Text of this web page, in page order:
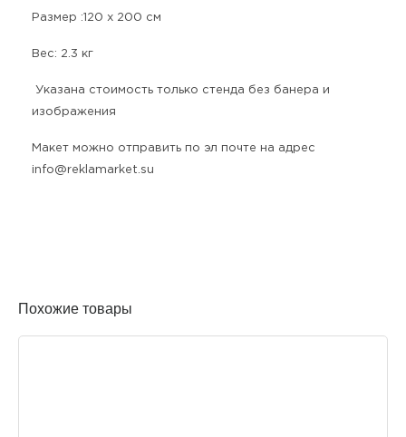
Размер :120 х 200 см
Вес: 2.3 кг
Указана стоимость только стенда без банера и
изображения
Макет можно отправить по эл почте на адрес
info@reklamarket.su
Похожие товары